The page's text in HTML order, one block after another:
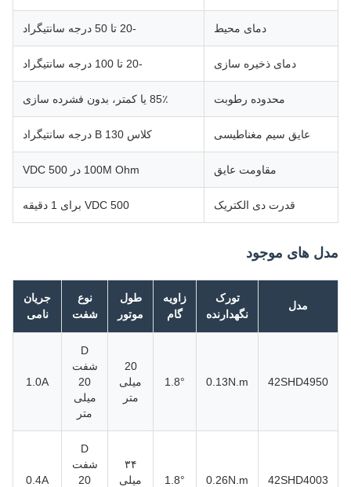
دمای محیط
دمای ذخیره سازی
محدوده رطوبت 85٪ یا کمتر، بدون فشرده سازی
عایق سیم مغناطیسی کلاس B 130 درجه سانتیگراد
مقاومت عایق 100M Ohm در 500 VDC
قدرت دی الکتریک 500 VDC برای 1 دقیقه
مدل های موجود
مدل
تورک
نگهدارنده
زاویه
گام
طول
موتور
نوع
شفت
جریان
نامی
42SHD4950
0.13N.m
1.8°
20
میلی
متر
D
شفت
20
میلی
متر
1.0A
42SHD4003
0.26N.m
1.8°
۳۴
میلی
D
شفت
20
0.4A